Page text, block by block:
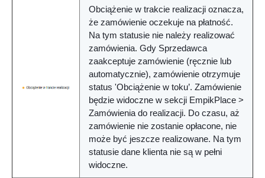
Obciążenie w trakcie realizacji oznacza,
że zamówienie oczekuje na płatność.
Na tym statusie nie należy realizować
zamówienia. Gdy Sprzedawca
zaakceptuje zamówienie (ręcznie lub
automatycznie), zamówienie otrzymuje
status 'Obciążenie w toku’. Zamówienie
będzie widoczne w sekcji EmpikPlace >
Zamówienia do realizacji. Do czasu, aż
zamówienie nie zostanie opłacone, nie
może być jeszcze realizowane. Na tym
statusie dane klienta nie są w pełni
widoczne.